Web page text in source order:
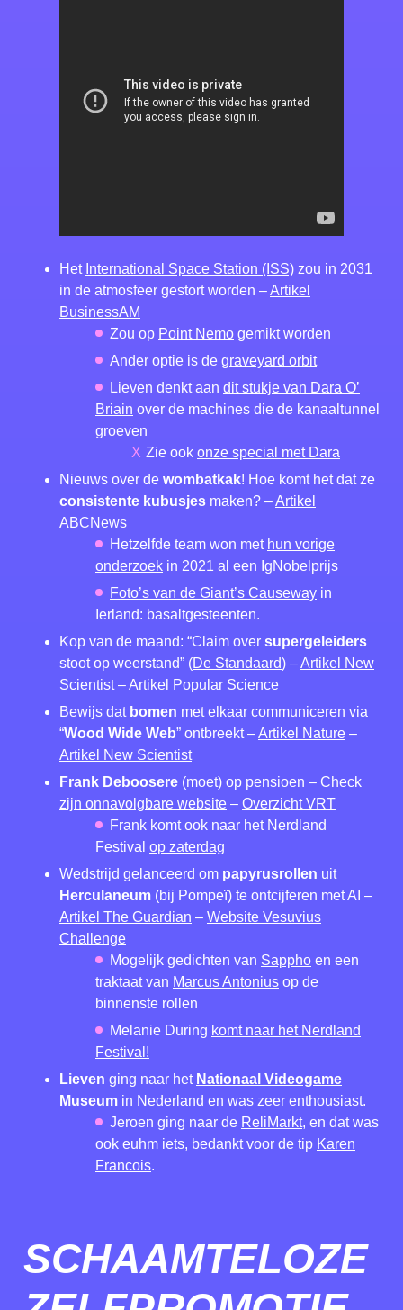
Het International Space Station (ISS) zou in 2031
in de atmosfeer gestort worden –Artikel
BusinessAM
Zou op Point Nemo gemikt worden
Ander optie is de graveyard orbit
Lieven denkt aan dit stukje van Dara O’
Briain over de machines die de kanaaltunnel
groeven
Zie ook onze special met Dara
Nieuws over de wombatkak! Hoe komt het dat ze
consistente kubusjes maken? –Artikel
ABCNews
Hetzelfde team won met hun vorige
onderzoek in 2021 al een IgNobelprijs
Foto’s van de Giant’s Causeway in
Ierland: basaltgesteenten.
Kop van de maand: “Claim over supergeleiders
stoot op weerstand” (De Standaard) –Artikel New
Scientist–Artikel Popular Science
Bewijs dat bomen met elkaar communiceren via
“Wood Wide Web” ontbreekt –Artikel Nature –
Artikel New Scientist
Frank Deboosere (moet) op pensioen – Check
zijn onnavolgbare website – Overzicht VRT
Frank komt ook naar het Nerdland
Festival op zaterdag
Wedstrijd gelanceerd om papyrusrollen uit
Herculaneum (bij Pompeï) te ontcijferen met AI –
Artikel The Guardian – Website Vesuvius
Challenge
Mogelijk gedichten van Sappho en een
traktaat van Marcus Antonius op de
binnenste rollen
Melanie During komt naar het Nerdland
Festival!
Lieven ging naar het Nationaal Videogame
Museum in Nederland en was zeer enthousiast.
Jeroen ging naar de ReliMarkt, en dat was
ook euhm iets, bedankt voor de tip Karen
Francois.
SCHAAMTELOZE